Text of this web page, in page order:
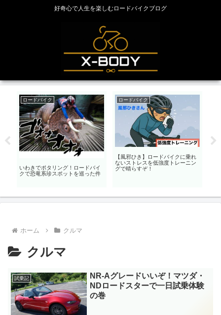
好奇心で人生を楽しむロードバイクブログ
ロードバイク
いわきでポタリング！ロードバイ
クで恐竜系珍スポットを巡った件
ロードバイク
【風邪ひき】ロードバイクに乗れ
ないストレスを低強度トレーニン
グで晴らすぞ！
ホーム クルマ
クルマ
試乗記
NR-Aグレードいいぞ！マツダ・
NDロードスターで一日試乗体験
の巻